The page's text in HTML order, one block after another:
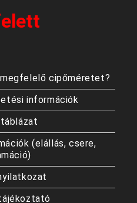
megfelelő cipőméretet?
információk
(elállás, csere,